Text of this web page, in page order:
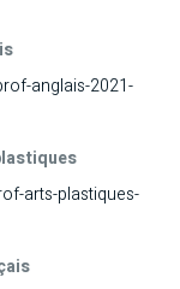
anglais-2021-
arts-plastiques-